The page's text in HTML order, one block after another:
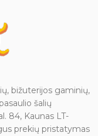
bižuterijos gaminių,
šalių
84, Kaunas LT-
prekių pristatymas